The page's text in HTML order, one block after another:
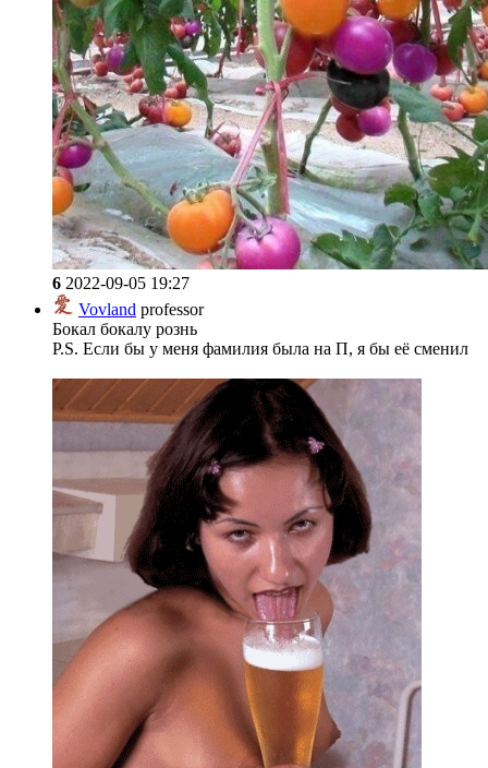
6 2022-09-05 19:27
Vovland professor
Бокал бокалу рознь
P.S. Если бы у меня фамилия была на П, я бы её сменил